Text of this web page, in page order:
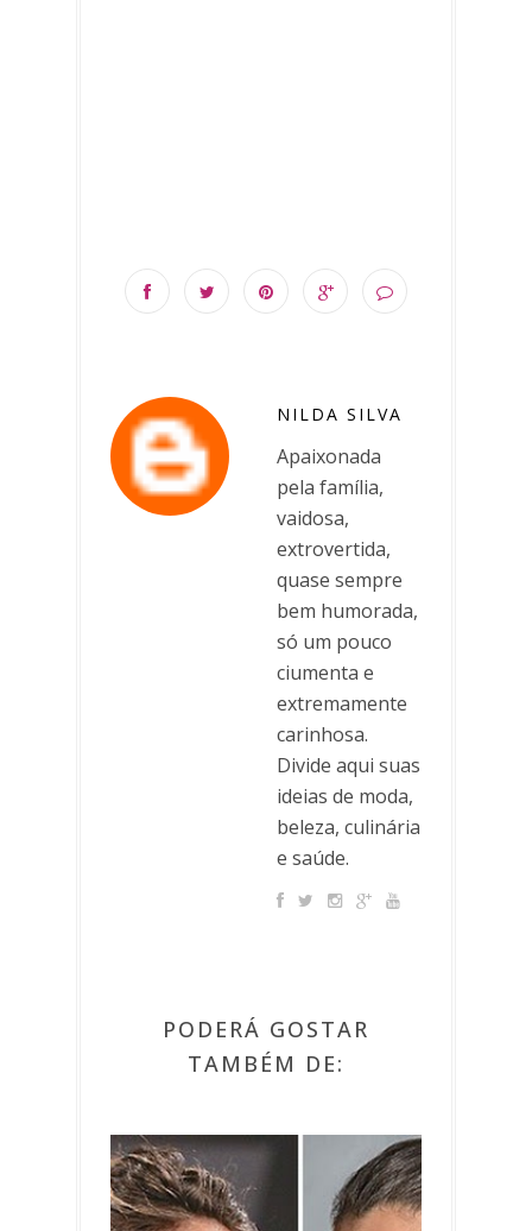
NILDA SILVA
Apaixonada
pela família,
vaidosa,
extrovertida,
quase sempre
bem humorada,
só um pouco
ciumenta e
extremamente
carinhosa.
Divide aqui suas
ideias de moda,
beleza, culinária
e saúde.
PODERÁ GOSTAR
TAMBÉM DE: